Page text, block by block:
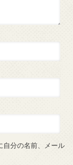
自分の名前、メール